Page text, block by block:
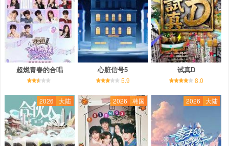
超燃青春的合唱 心脏信号5
5.9
试真D
8.0
2026 大陆 2026 韩国 2026 大陆